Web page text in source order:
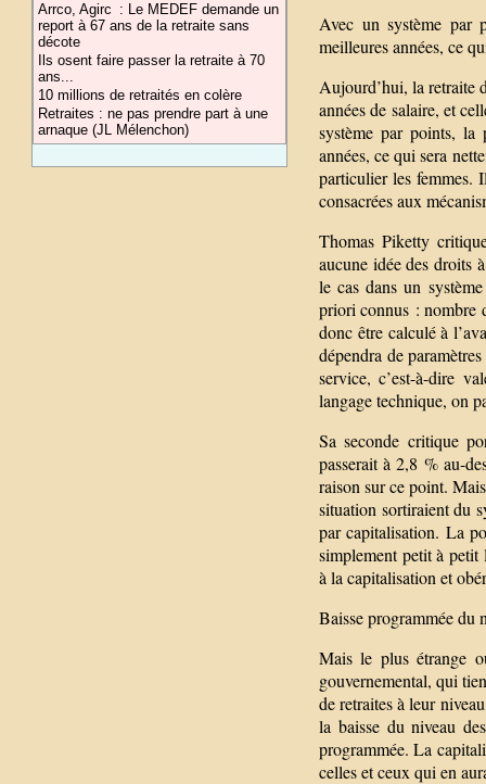
Arrco, Agirc : Le MEDEF demande un
report à 67 ans de la retraite sans
décote
Ils osent faire passer la retraite à 70
ans...
10 millions de retraités en colère
Retraites : ne pas prendre part à une
arnaque (JL Mélenchon)
Avec un système par
meilleures années, ce
Aujourd’hui, la retraite
années de salaire, et
système par points, la
années, ce qui sera
particulier les femmes.
consacrées aux
Thomas Piketty
aucune idée des droits
le cas dans un
priori connus : nombre
donc être calculé à
dépendra de
service, c’est-à-dire
langage technique, on
Sa seconde critique
passerait à 2,8 % au-
raison sur ce point.
situation sortiraient du
par capitalisation. La
simplement petit à petit
à la capitalisation et
Baisse programmée du
Mais le plus étrange
gouvernemental, qui
de retraites à leur
la baisse du niveau
programmée. La
celles et ceux qui en